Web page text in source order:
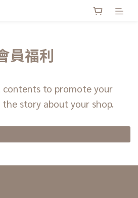
員福利
to promote your
story about your shop.